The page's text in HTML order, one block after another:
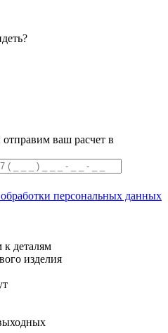
ваш расчет в
персональных данных
деталям
изделия